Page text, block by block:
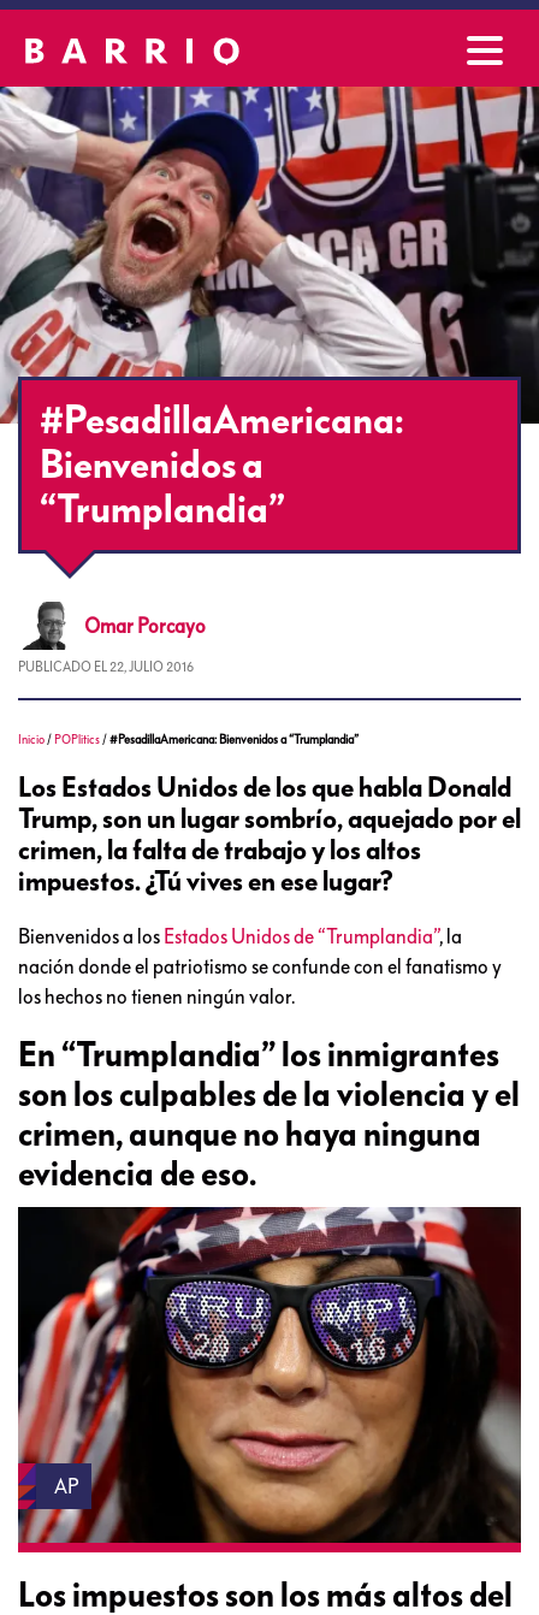
#PesadillaAmericana:
Bienvenidos a
“Trumplandia”
Omar Porcayo
PUBLICADO EL 22, JULIO 2016
Inicio / POPlitics /#PesadillaAmericana: Bienvenidos a “Trumplandia”
Los Estados Unidos de los que habla Donald
Trump, son un lugar sombrío, aquejado por el
crimen, la falta de trabajo y los altos
impuestos. ¿Tú vives en ese lugar?
Bienvenidos a los Estados Unidos de “Trumplandia”, la
nación donde el patriotismo se confunde con el fanatismo y
los hechos no tienen ningún valor.
En “Trumplandia” los inmigrantes
son los culpables de la violencia y el
crimen, aunque no haya ninguna
evidencia de eso.
AP
Los impuestos son los más altos del